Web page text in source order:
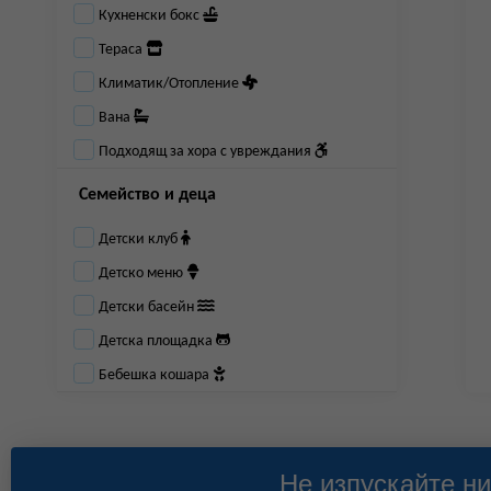
Кухненски бокс
Тераса
Климатик/Отопление
Вана
Подходящ за хора с увреждания
Семейство и деца
Детски клуб
Детско меню
Детски басейн
Детска площадка
Бебешка кошара
Не изпускайте